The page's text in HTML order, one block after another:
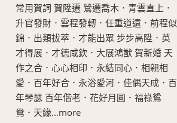
常用賀詞 賀陞遷 鶯遷喬木．青雲直上．
升官發財．雲程發軔．任重道遠．前程似
錦．出類拔萃．才能出眾 步步高陞．英
才得展．才德咸欽．大展鴻猷 賀新婚 天
作之合．心心相印．永結同心．相親相
愛．百年好合．永浴愛河．佳偶天成．百
年琴瑟 百年偕老．花好月圓．福祿鴛
鴦．天緣...more